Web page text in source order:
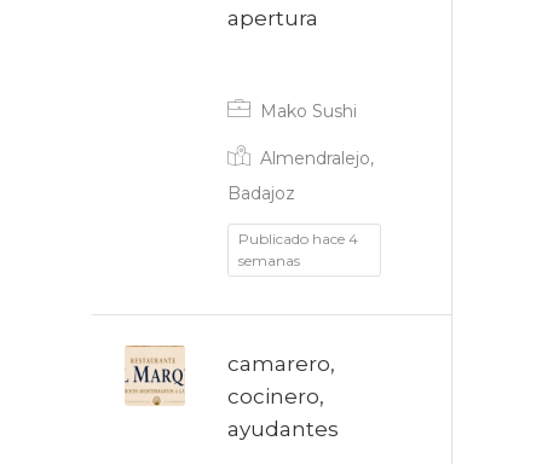
apertura
Mako Sushi
Almendralejo,
Badajoz
Publicado hace 4
semanas
camarero,
cocinero,
ayudantes